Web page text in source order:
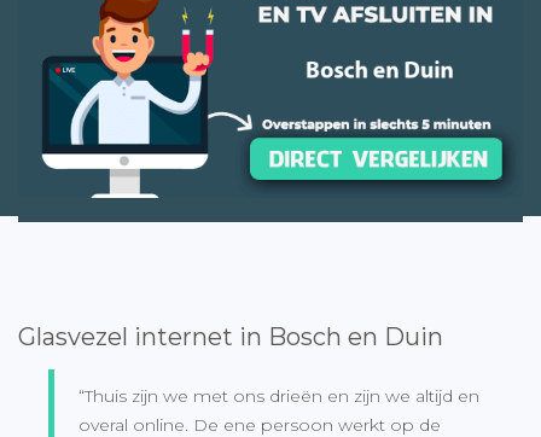
Glasvezel internet in Bosch en Duin
“Thuis zijn we met ons drieën en zijn we altijd en
overal online. De ene persoon werkt op de